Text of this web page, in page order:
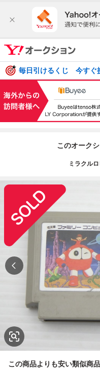
毎日引けるくじ 今すぐ
このオーク
ミラクル
この商品よりも安い類似商品